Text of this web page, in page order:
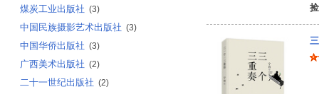
煤炭工业出版社 (3)
中国民族摄影艺术出版社 (3)
中国华侨出版社 (3)
广西美术出版社 (2)
二十一世纪出版社 (2)